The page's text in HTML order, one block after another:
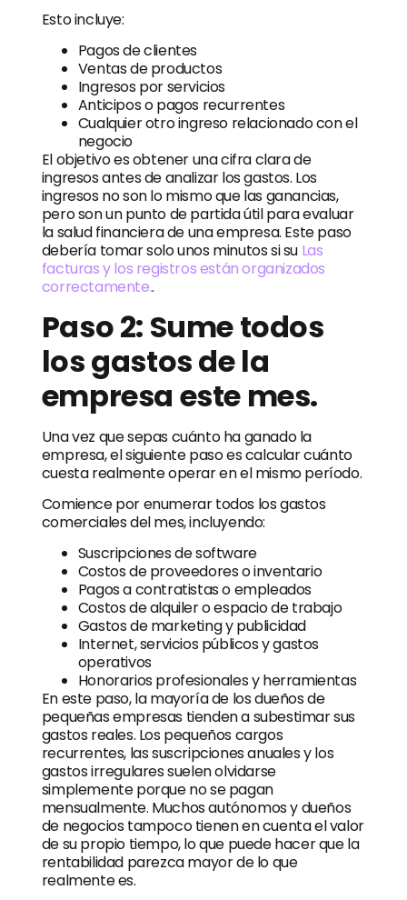
Esto incluye:
Pagos de clientes
Ventas de productos
Ingresos por servicios
Anticipos o pagos recurrentes
Cualquier otro ingreso relacionado con el
negocio
El objetivo es obtener una cifra clara de
ingresos antes de analizar los gastos. Los
ingresos no son lo mismo que las ganancias,
pero son un punto de partida útil para evaluar
la salud financiera de una empresa. Este paso
debería tomar solo unos minutos si su Las
facturas y los registros están organizados
correctamente..
Paso 2: Sume todos
los gastos de la
empresa este mes.
Una vez que sepas cuánto ha ganado la
empresa, el siguiente paso es calcular cuánto
cuesta realmente operar en el mismo período.
Comience por enumerar todos los gastos
comerciales del mes, incluyendo:
Suscripciones de software
Costos de proveedores o inventario
Pagos a contratistas o empleados
Costos de alquiler o espacio de trabajo
Gastos de marketing y publicidad
Internet, servicios públicos y gastos
operativos
Honorarios profesionales y herramientas
En este paso, la mayoría de los dueños de
pequeñas empresas tienden a subestimar sus
gastos reales. Los pequeños cargos
recurrentes, las suscripciones anuales y los
gastos irregulares suelen olvidarse
simplemente porque no se pagan
mensualmente. Muchos autónomos y dueños
de negocios tampoco tienen en cuenta el valor
de su propio tiempo, lo que puede hacer que la
rentabilidad parezca mayor de lo que
realmente es.